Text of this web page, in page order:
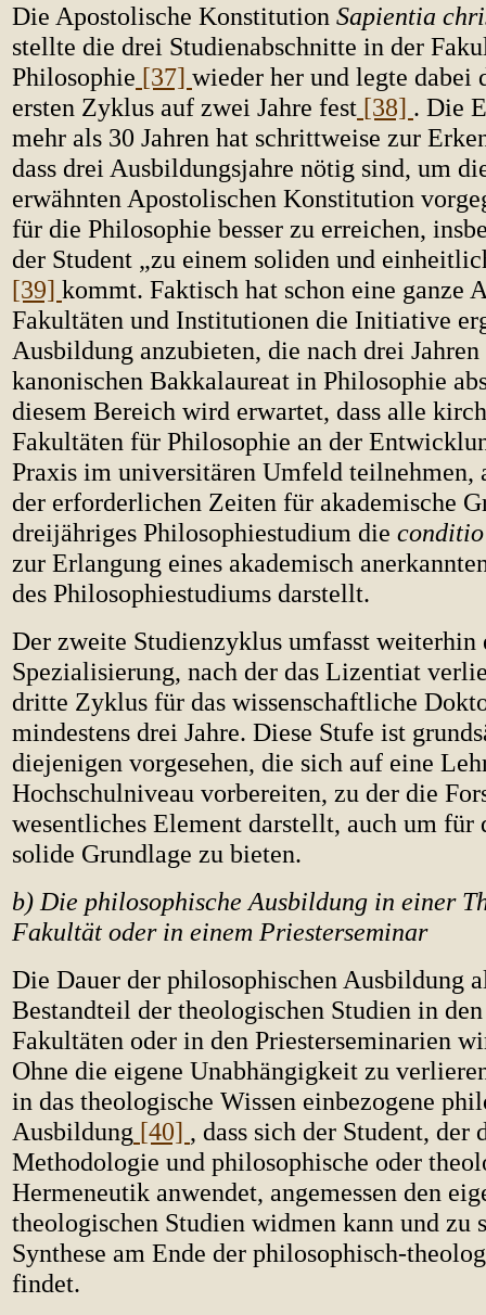
Die Apostolische Konstitution Sapientia
stellte die drei Studienabschnitte in der
Philosophie [37] wieder her und legte dabei
ersten Zyklus auf zwei Jahre fest [38] . Die
mehr als 30 Jahren hat schrittweise zur
dass drei Ausbildungsjahre nötig sind, um
erwähnten Apostolischen Konstitution
für die Philosophie besser zu erreichen,
der Student „zu einem soliden und
[39] kommt. Faktisch hat schon eine ganze
Fakultäten und Institutionen die Initiative
Ausbildung anzubieten, die nach drei
kanonischen Bakkalaureat in Philosophie
diesem Bereich wird erwartet, dass alle
Fakultäten für Philosophie an der
Praxis im universitären Umfeld teilnehmen,
der erforderlichen Zeiten für akademische
dreijähriges Philosophiestudium die
zur Erlangung eines akademisch
des Philosophiestudiums darstellt.
Der zweite Studienzyklus umfasst
Spezialisierung, nach der das Lizentiat
dritte Zyklus für das wissenschaftliche
mindestens drei Jahre. Diese Stufe ist
diejenigen vorgesehen, die sich auf eine
Hochschulniveau vorbereiten, zu der die
wesentliches Element darstellt, auch um für
solide Grundlage zu bieten.
b) Die philosophische Ausbildung in einer
Fakultät oder in einem Priesterseminar
Die Dauer der philosophischen Ausbildung
Bestandteil der theologischen Studien in
Fakultäten oder in den Priesterseminarien
Ohne die eigene Unabhängigkeit zu
in das theologische Wissen einbezogene
Ausbildung [40] , dass sich der Student, der
Methodologie und philosophische oder
Hermeneutik anwendet, angemessen den
theologischen Studien widmen kann und zu
Synthese am Ende der philosophisch-
findet.